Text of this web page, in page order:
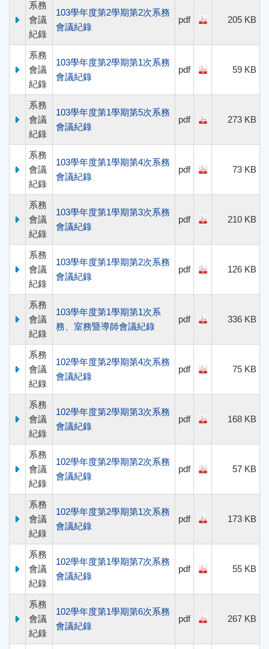
系務
會議
紀錄
103學年度第2學期第2次系務
會議紀錄
pdf 205 KB
系務
會議
紀錄
103學年度第2學期第1次系務
會議紀錄
pdf 59 KB
系務
會議
紀錄
103學年度第1學期第5次系務
會議紀錄
pdf 273 KB
系務
會議
紀錄
103學年度第1學期第4次系務
會議紀錄
pdf 73 KB
系務
會議
紀錄
103學年度第1學期第3次系務
會議紀錄
pdf 210 KB
系務
會議
紀錄
103學年度第1學期第2次系務
會議紀錄
pdf 126 KB
系務
會議
紀錄
103學年度第1學期第1次系
務、室務暨導師會議紀錄
pdf 336 KB
系務
會議
紀錄
102學年度第2學期第4次系務
會議紀錄
pdf 75 KB
系務
會議
紀錄
102學年度第2學期第3次系務
會議紀錄
pdf 168 KB
系務
會議
紀錄
102學年度第2學期第2次系務
會議紀錄
pdf 57 KB
系務
會議
紀錄
102學年度第2學期第1次系務
會議紀錄
pdf 173 KB
系務
會議
紀錄
102學年度第1學期第7次系務
會議紀錄
pdf 55 KB
系務
會議
紀錄
102學年度第1學期第6次系務
會議紀錄
pdf 267 KB